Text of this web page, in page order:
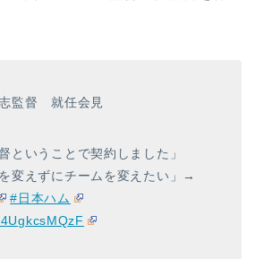
志監督 就任会見
ということで契約しました」
変えずにチームを変えたい」→
#日本ハム